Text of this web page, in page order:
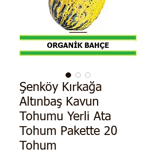
Şenköy Kırkağa
Altınbaş Kavun
Tohumu Yerli Ata
Tohum Pakette 20
Tohum